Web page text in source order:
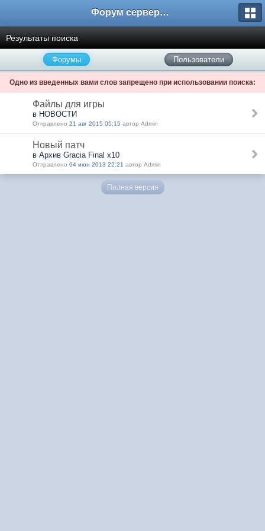
Форум сервера www.L2Nezabudka.ru
Результаты поиска
Форумы Пользователи
Одно из введенных вами слов запрещено при использовании поиска:
Файлы для игры
в НОВОСТИ
Отправлено 21 авг 2015 05:15 автор Admin
Новый патч
в Архив Gracia Final x10
Отправлено 04 июн 2013 22:21 автор Admin
Полная версия